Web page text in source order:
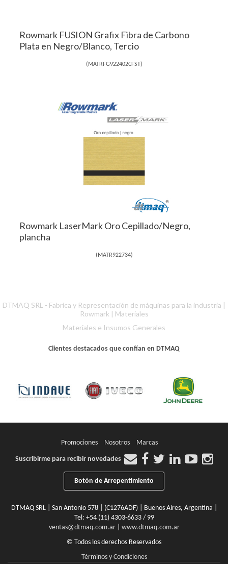
Rowmark FUSION Grafix Fibra de Carbono
Plata en Negro/Blanco, Tercio
( MATRFG922402CFST)
Rowmark LaserMark Oro Cepillado/Negro,
plancha
( MATR922734)
DTMAQ SRL - Fabrica y Representación de máquinas para la industria |
Rowmark | Materiales
Materiales e Insumos Generales
Clientes destacados que confían en DTMAQ
Promociones Nosotros Marcas
Suscribirme para recibir novedades
Botón de Arrepentimiento
DTMAQ SRL | San Antonio 578 | (C1276ADF) | Buenos Aires, Argentina |
Tel: +54 (11) 4303-6633 / 99
ventas@dtmaq.com.ar| www.dtmaq.com.ar
© Todos los derechos Reservados
Términos y Condiciones